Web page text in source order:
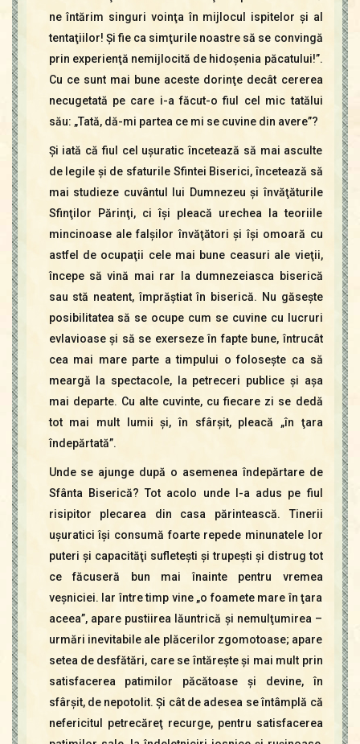
ne întărim singuri voinţa în mijlocul ispitelor şi al
tentaţiilor! Şi fie ca simţurile noastre să se convingă
prin experienţă nemijlocită de hidoşenia păcatului!”.
Cu ce sunt mai bune aceste dorinţe decât cererea
necugetată pe care i-a făcut-o fiul cel mic tatălui
său: „Tată, dă-mi partea ce mi se cuvine din avere”?
Şi iată că fiul cel uşuratic încetează să mai asculte
de legile şi de sfaturile Sfintei Biserici, încetează să
mai studieze cuvântul lui Dumnezeu şi învăţăturile
Sfinţilor Părinţi, ci îşi pleacă urechea la teoriile
mincinoase ale falşilor învăţători şi îşi omoară cu
astfel de ocupaţii cele mai bune ceasuri ale vieţii,
începe să vină mai rar la dumnezeiasca biserică
sau stă neatent, împrăştiat în biserică. Nu găseşte
posibilitatea să se ocupe cum se cuvine cu lucruri
evlavioase şi să se exerseze în fapte bune, întrucât
cea mai mare parte a timpului o foloseşte ca să
meargă la spectacole, la petreceri publice şi aşa
mai departe. Cu alte cuvinte, cu fiecare zi se dedă
tot mai mult lumii şi, în sfârşit, pleacă „în ţara
îndepărtată”.
Unde se ajunge după o asemenea îndepărtare de
Sfânta Biserică? Tot acolo unde l-a adus pe fiul
risipitor plecarea din casa părintească. Tinerii
uşuratici îşi consumă foarte repede minunatele lor
puteri şi capacităţi sufleteşti şi trupeşti şi distrug tot
ce făcuseră bun mai înainte pentru vremea
veşniciei. Iar între timp vine „o foamete mare în ţara
aceea”, apare pustiirea lăuntrică şi nemulţumirea –
urmări inevitabile ale plăcerilor zgomotoase; apare
setea de desfătări, care se întăreşte şi mai mult prin
satisfacerea patimilor păcătoase şi devine, în
sfârşit, de nepotolit. Şi cât de adesea se întâmplă că
nefericitul petrecăreţ recurge, pentru satisfacerea